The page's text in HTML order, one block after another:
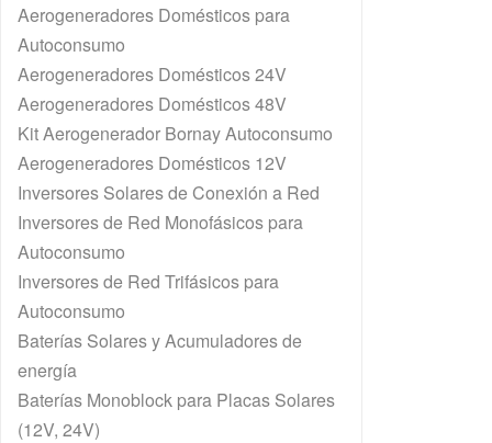
Aerogeneradores Domésticos para
Autoconsumo
Aerogeneradores Domésticos 24V
Aerogeneradores Domésticos 48V
Kit Aerogenerador Bornay Autoconsumo
Aerogeneradores Domésticos 12V
Inversores Solares de Conexión a Red
Inversores de Red Monofásicos para
Autoconsumo
Inversores de Red Trifásicos para
Autoconsumo
Baterías Solares y Acumuladores de
energía
Baterías Monoblock para Placas Solares
(12V, 24V)